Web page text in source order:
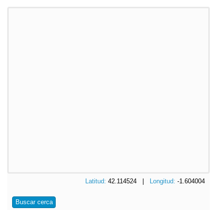
Latitud: 42.114524 | Longitud: -1.604004
Buscar cerca